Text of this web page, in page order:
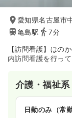
愛知県名古屋市
亀島駅
7分
【訪問看護】ほの
内訪問看護を行って
介護・福祉系
日勤のみ（常勤